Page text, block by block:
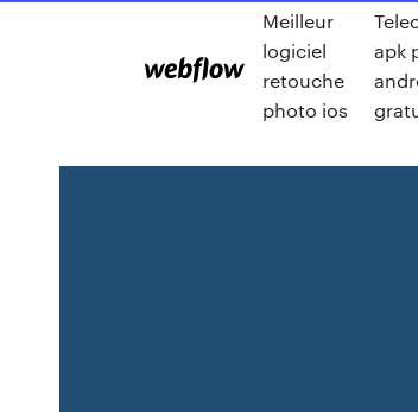
Meilleur
logiciel
retouche
photo ios
apk